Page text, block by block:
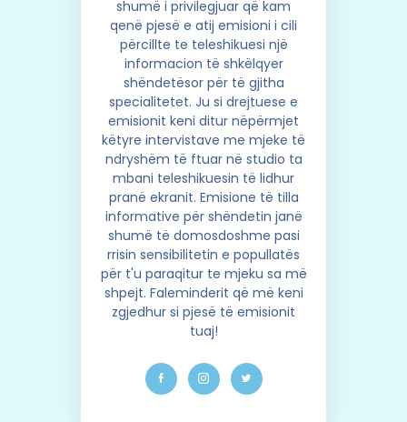
shumë i privilegjuar që kam
qenë pjesë e atij emisioni i cili
përcillte te teleshikuesi një
informacion të shkëlqyer
shëndetësor për të gjitha
specialitetet. Ju si drejtuese e
emisionit keni ditur nëpërmjet
këtyre intervistave me mjeke të
ndryshëm të ftuar në studio ta
mbani teleshikuesin të lidhur
pranë ekranit. Emisione të tilla
informative për shëndetin janë
shumë të domosdoshme pasi
rrisin sensibilitetin e popullatës
për t'u paraqitur te mjeku sa më
shpejt. Faleminderit që më keni
zgjedhur si pjesë të emisionit
tuaj!